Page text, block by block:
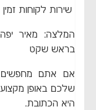
שירות לקוחות זמין
המלצה: מאיר
בראש שקט
אם אתם מחפשים
שלכם באופן
היא הכתובת.